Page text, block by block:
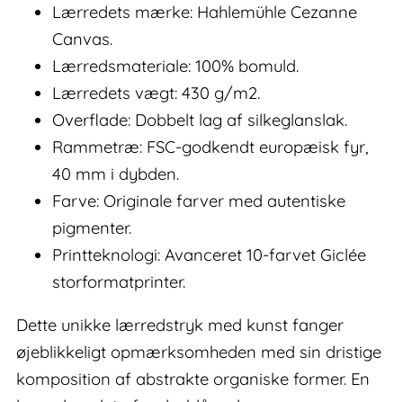
Lærredets mærke: Hahlemühle Cezanne
Canvas.
Lærredsmateriale: 100% bomuld.
Lærredets vægt: 430 g/m2.
Overflade: Dobbelt lag af silkeglanslak.
Rammetræ: FSC-godkendt europæisk fyr,
40 mm i dybden.
Farve: Originale farver med autentiske
pigmenter.
Printteknologi: Avanceret 10-farvet Giclée
storformatprinter.
Dette unikke lærredstryk med kunst fanger
øjeblikkeligt opmærksomheden med sin dristige
komposition af abstrakte organiske former. En